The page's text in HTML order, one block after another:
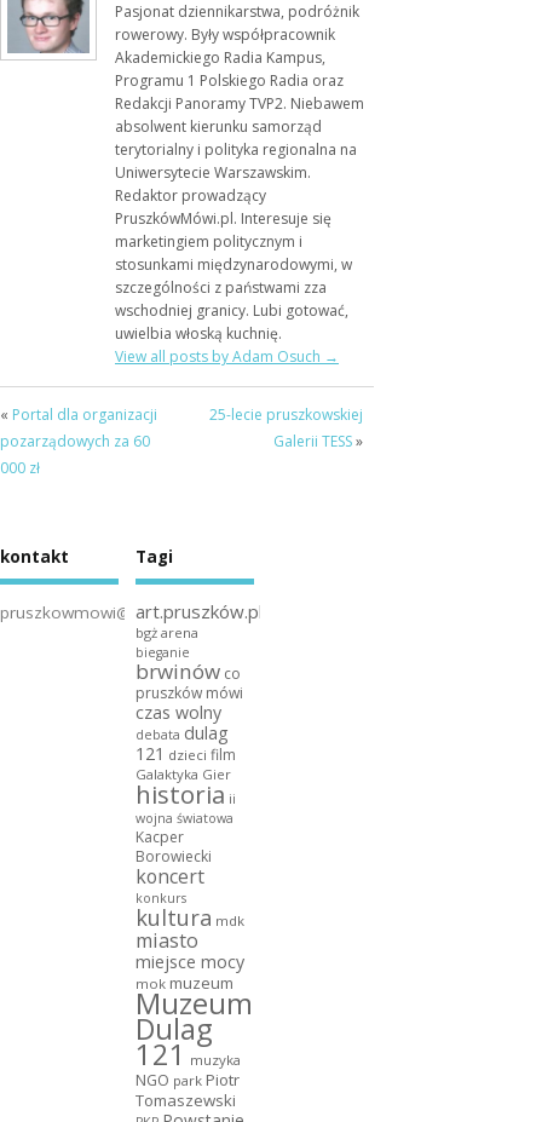
Pasjonat dziennikarstwa, podróżnik
rowerowy. Były współpracownik
Akademickiego Radia Kampus,
Programu 1 Polskiego Radia oraz
Redakcji Panoramy TVP2. Niebawem
absolwent kierunku samorząd
terytorialny i polityka regionalna na
Uniwersytecie Warszawskim.
Redaktor prowadzący
PruszkówMówi.pl. Interesuje się
marketingiem politycznym i
stosunkami międzynarodowymi, w
szczególności z państwami zza
wschodniej granicy. Lubi gotować,
uwielbia włoską kuchnię.
View all posts by Adam Osuch →
« Portal dla organizacji
pozarządowych za 60
000 zł
25-lecie pruszkowskiej
Galerii TESS»
kontakt
pruszkowmowi@gmail.com
Tagi
art.pruszków.pl
bgż arena
bieganie
brwinów co
pruszków mówi
czas wolny
debata dulag
121 dzieci film
Galaktyka Gier
historia ii
wojna światowa
Kacper
Borowiecki
koncert
konkurs
kultura mdk
miasto
miejsce mocy
mok muzeum
Muzeum
Dulag
121 muzyka
NGO park Piotr
Tomaszewski